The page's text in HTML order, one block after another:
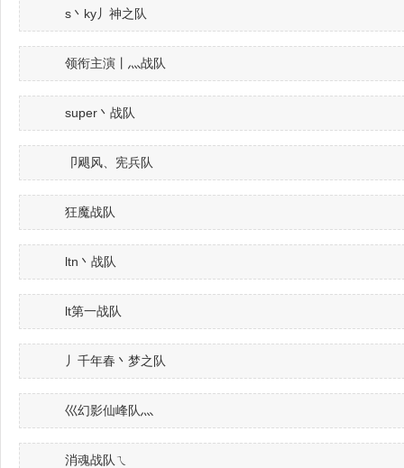
s丶ky丿神之队
领衔主演丨灬战队
super丶战队
卩飓风、宪兵队
狂魔战队
ltn丶战队
lt第一战队
丿千年春丶梦之队
巛幻影仙峰队灬
消魂战队ㄟ